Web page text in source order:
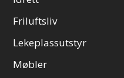
Friluftsliv
Lekeplassutstyr
Møbler